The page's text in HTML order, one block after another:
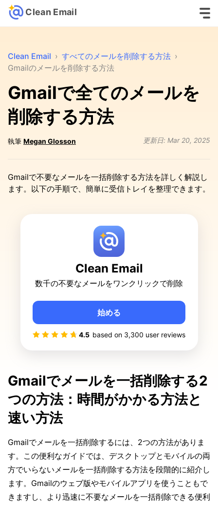
Clean Email
Clean Email › すべてのメールを削除する方法 ›
Gmailのメールを削除する方法
Gmailで全てのメールを
削除する方法
執筆 Megan Glosson 更新日: Mar 20, 2025
Gmailで不要なメールを一括削除する方法を詳しく解説し
ます。以下の手順で、簡単に受信トレイを整理できます。
Clean Email
数千の不要なメールをワンクリックで削除
4.5 based on 3,300 user reviews
始める
Gmailでメールを一括削除する2
つの方法：時間がかかる方法と
速い方法
Gmailでメールを一括削除するには、2つの方法がありま
す。この便利なガイドでは、デスクトップとモバイルの両
方でいらないメールを一括削除する方法を段階的に紹介し
ます。Gmailのウェブ版やモバイルアプリを使うこともで
きますし、より迅速に不要なメールを一括削除できる便利